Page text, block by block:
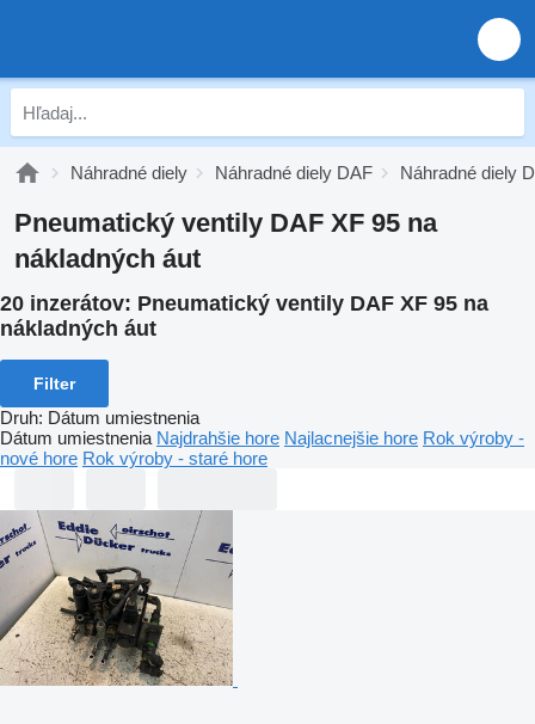
Náhradné diely Náhradné diely DAF Náhradné diely
Pneumatický ventily DAF XF 95 na
nákladných áut
20 inzerátov: Pneumatický ventily DAF XF 95 na
nákladných áut
Filter
Druh: Dátum umiestnenia
Dátum umiestnenia Najdrahšie hore Najlacnejšie hore Rok výroby -
nové hore Rok výroby - staré hore